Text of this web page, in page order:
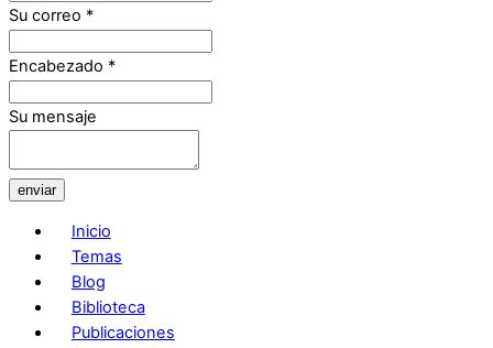
Su correo *
Encabezado *
Su mensaje
enviar
Inicio
Temas
Blog
Biblioteca
Publicaciones